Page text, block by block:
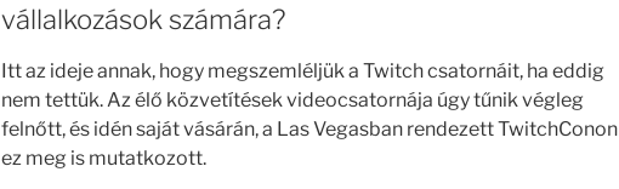
vállalkozások számára?
Itt az ideje annak, hogy megszemléljük a Twitch csatornáit, ha eddig
nem tettük. Az élő közvetítések videocsatornája úgy tűnik végleg
felnőtt, és idén saját vásárán, a Las Vegasban rendezett TwitchConon
ez meg is mutatkozott.